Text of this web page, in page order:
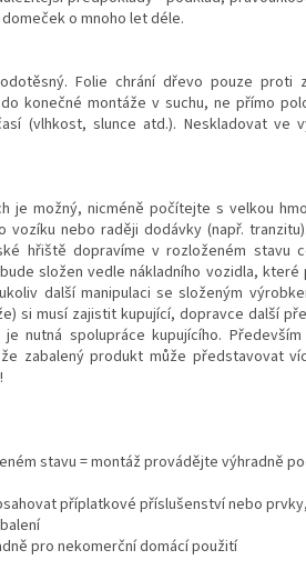
o mnoho let déle.
Folie chrání dřevo pouze proti
konečné montáže v suchu, ne přímo
(vlhkost, slunce atd.). Neskladovat ve
je možný, nicméně počítejte s velkou
vozíku nebo raději dodávky (např.
hřiště dopravíme v rozloženém stavu
složen vedle nákladního vozidla, které
další manipulaci se složeným
si musí zajistit kupující, dopravce další
nutná spolupráce kupujícího.
zabalený produkt může představovat
stavu = montáž provádějte výhradně
příplatkové příslušenství nebo
pro nekomerční domácí použití